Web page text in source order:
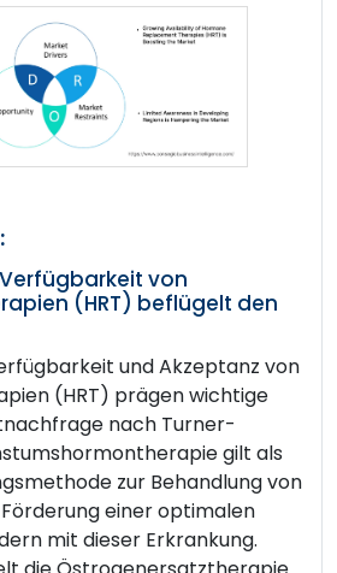
von
(HRT) beflügelt den
und Akzeptanz von
(HRT) prägen wichtige
nach Turner-
gilt als
zur Behandlung von
einer optimalen
mit dieser Erkrankung.